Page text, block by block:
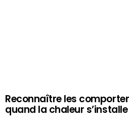
Reconnaître les
quand la chaleur s’installe